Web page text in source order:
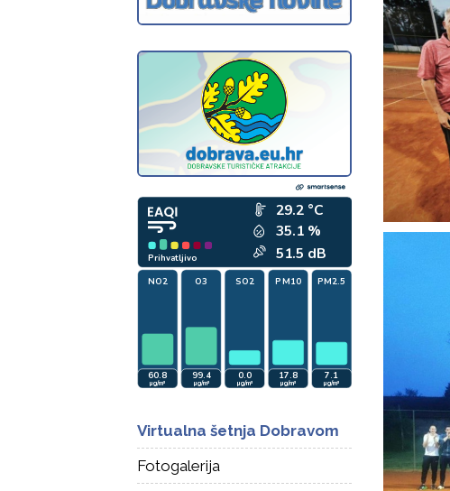
Virtualna šetnja Dobravom
Fotogalerija